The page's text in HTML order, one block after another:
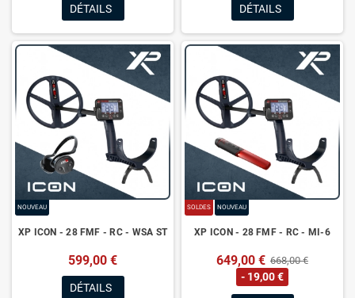
DÉTAILS DÉTAILS
NOUVEAU
XP ICON - 28 FMF - RC - WSA ST
599,00 €
DÉTAILS
SOLDES NOUVEAU
XP ICON - 28 FMF - RC - MI-6
649,00 € 668,00 €
- 19,00 €